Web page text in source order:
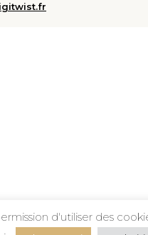
d'utiliser des